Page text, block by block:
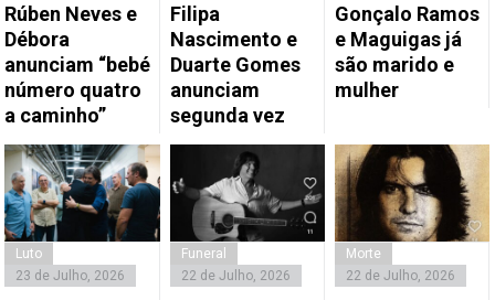
Rúben Neves e
Débora
anunciam “bebé
número quatro
a caminho”
Filipa
Nascimento e
Duarte Gomes
anunciam
segunda vez
Gonçalo Ramos
e Maguigas já
são marido e
mulher
Luto
23 de Julho, 2026
Funeral
22 de Julho, 2026
Morte
22 de Julho, 2026